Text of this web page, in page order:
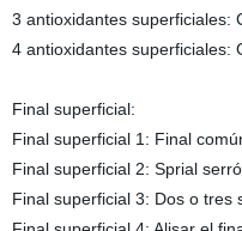
3 antioxidantes superficiales:
4 antioxidantes superficiales:
Final superficial:
Final superficial 1: Final
Final superficial 2: Sprial serró
Final superficial 3: Dos o tres